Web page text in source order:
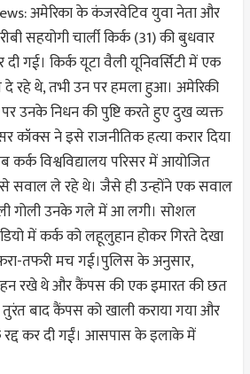
अमेरिका के कंजरवेटिव युवा नेता और
सहयोगी चार्ली किर्क (31) की बुधवार
गई। किर्क यूटा वैली यूनिवर्सिटी में एक
रहे थे, तभी उन पर हमला हुआ। अमेरिकी
पर उनके निधन की पुष्टि करते हुए दुख व्यक्त
कॉक्स ने इसे राजनीतिक हत्या करार दिया
विश्वविद्यालय परिसर में आयोजित
से सवाल ले रहे थे। जैसे ही उन्होंने एक सवाल
गोली उनके गले में आ लगी। सोशल
में कर्क को लहूलुहान होकर गिरते देखा
तफरी मच गई।पुलिस के अनुसार,
रखे थे और कैंपस की एक इमारत की छत
बाद कैंपस को खाली कराया गया और
रद्द कर दी गईं। आसपास के इलाके में